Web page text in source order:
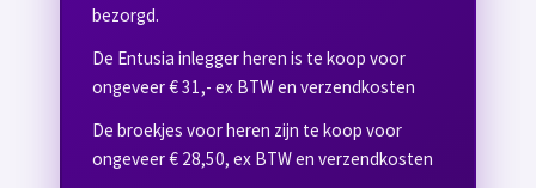
bezorgd.
De Entusia inlegger heren is te koop voor
ongeveer € 31,- ex BTW en verzendkosten
De broekjes voor heren zijn te koop voor
ongeveer € 28,50, ex BTW en verzendkosten